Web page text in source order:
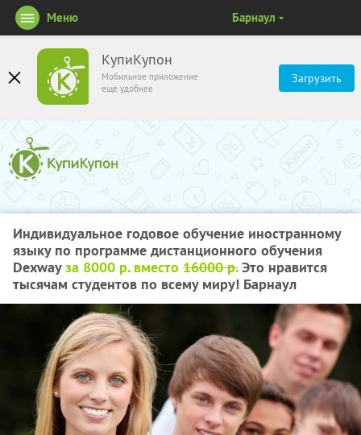
КупиКупон
Мобильное приложение
ещё удобнее
Загрузить
Меню Барнаул
Индивидуальное годовое обучение иностранному
языку по программе дистанционного обучения
Dexwayза 8000 р. вместо 16000 р.Это нравится
тысячам студентов по всему миру! Барнаул